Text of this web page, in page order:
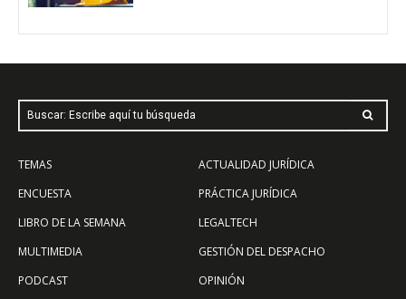
Buscar: Escribe aquí tu búsqueda
TEMAS
ENCUESTA
LIBRO DE LA SEMANA
MULTIMEDIA
PODCAST
ACTUALIDAD JURÍDICA
PRÁCTICA JURÍDICA
LEGALTECH
GESTIÓN DEL DESPACHO
OPINIÓN